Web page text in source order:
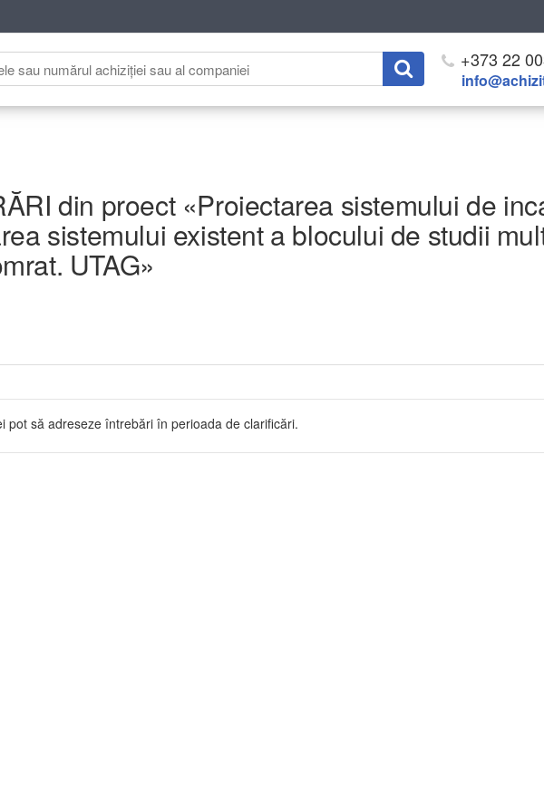
+373 22
din proect «Proiectarea sistemului de
sistemului existent a blocului de studii
UTAG»
pot să adreseze întrebări în perioada de clarificări.